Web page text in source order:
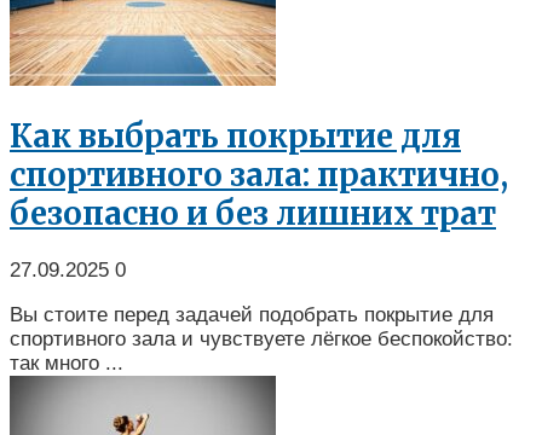
Как выбрать покрытие для
спортивного зала: практично,
безопасно и без лишних трат
27.09.2025 0
Вы стоите перед задачей подобрать покрытие для
спортивного зала и чувствуете лёгкое беспокойство:
так много ...